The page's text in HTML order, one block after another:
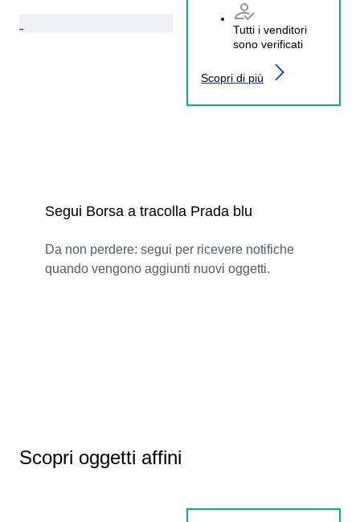
Tutti i venditori
sono verificati
Scopri di più
Segui Borsa a tracolla Prada blu
Da non perdere: segui per ricevere notifiche
quando vengono aggiunti nuovi oggetti.
Scopri oggetti affini